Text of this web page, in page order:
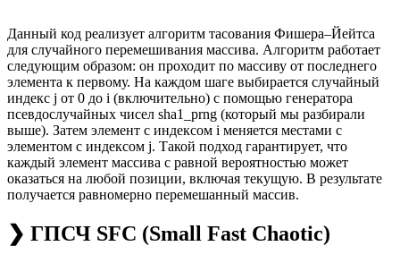
Данный код реализует алгоритм тасования Фишера–Йейтса
для случайного перемешивания массива. Алгоритм работает
следующим образом: он проходит по массиву от последнего
элемента к первому. На каждом шаге выбирается случайный
индекс j от 0 до i (включительно) с помощью генератора
псевдослучайных чисел sha1_prng (который мы разбирали
выше). Затем элемент с индексом i меняется местами с
элементом с индексом j. Такой подход гарантирует, что
каждый элемент массива с равной вероятностью может
оказаться на любой позиции, включая текущую. В результате
получается равномерно перемешанный массив.
❯ ГПСЧ SFC (Small Fast Chaotic)